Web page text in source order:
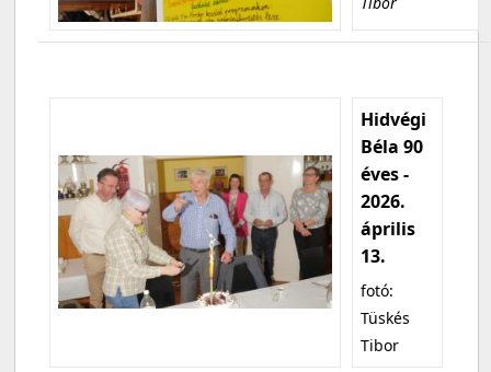
Hidvégi
Béla 90
éves -
2026.
április
13.
fotó:
Tüskés
Tibor